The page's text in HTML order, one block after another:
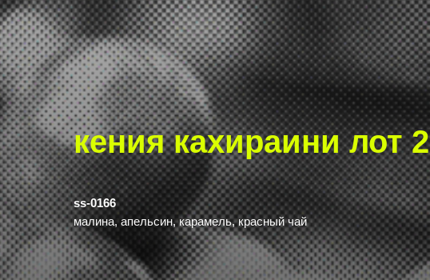
кения кахираини лот 2
ss-0166
малина, апельсин, карамель, красный чай